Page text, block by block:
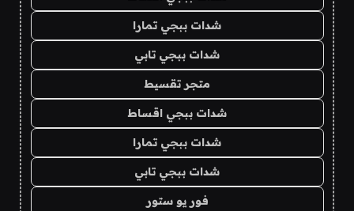
شدات ببجي تمارا
شدات ببجي تابي
متجر تقسيط
شدات ببجي اقساط
شدات ببجي تمارا
شدات ببجي تابي
فور يو ستور